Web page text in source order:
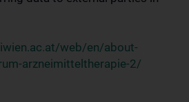
web/en/about-
arzneimitteltherapie-2/